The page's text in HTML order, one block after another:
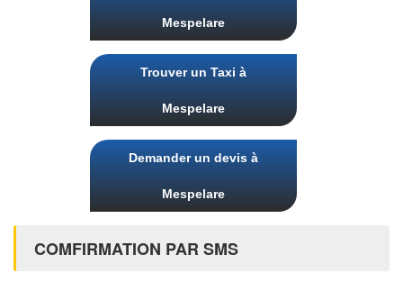
Mespelare
Trouver un Taxi à
Mespelare
Demander un devis à
Mespelare
COMFIRMATION PAR SMS